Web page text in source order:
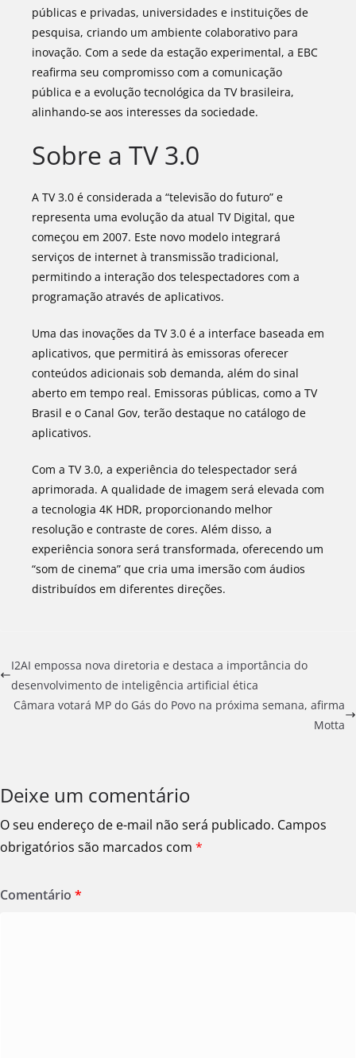
públicas e privadas, universidades e instituições de
pesquisa, criando um ambiente colaborativo para
inovação. Com a sede da estação experimental, a EBC
reafirma seu compromisso com a comunicação
pública e a evolução tecnológica da TV brasileira,
alinhando-se aos interesses da sociedade.
Sobre a TV 3.0
A TV 3.0 é considerada a “televisão do futuro” e
representa uma evolução da atual TV Digital, que
começou em 2007. Este novo modelo integrará
serviços de internet à transmissão tradicional,
permitindo a interação dos telespectadores com a
programação através de aplicativos.
Uma das inovações da TV 3.0 é a interface baseada em
aplicativos, que permitirá às emissoras oferecer
conteúdos adicionais sob demanda, além do sinal
aberto em tempo real. Emissoras públicas, como a TV
Brasil e o Canal Gov, terão destaque no catálogo de
aplicativos.
Com a TV 3.0, a experiência do telespectador será
aprimorada. A qualidade de imagem será elevada com
a tecnologia 4K HDR, proporcionando melhor
resolução e contraste de cores. Além disso, a
experiência sonora será transformada, oferecendo um
“som de cinema” que cria uma imersão com áudios
distribuídos em diferentes direções.
I2AI empossa nova diretoria e destaca a importância do
desenvolvimento de inteligência artificial ética
Câmara votará MP do Gás do Povo na próxima semana, afirma
Motta
Deixe um comentário
O seu endereço de e-mail não será publicado. Campos
obrigatórios são marcados com *
Comentário *